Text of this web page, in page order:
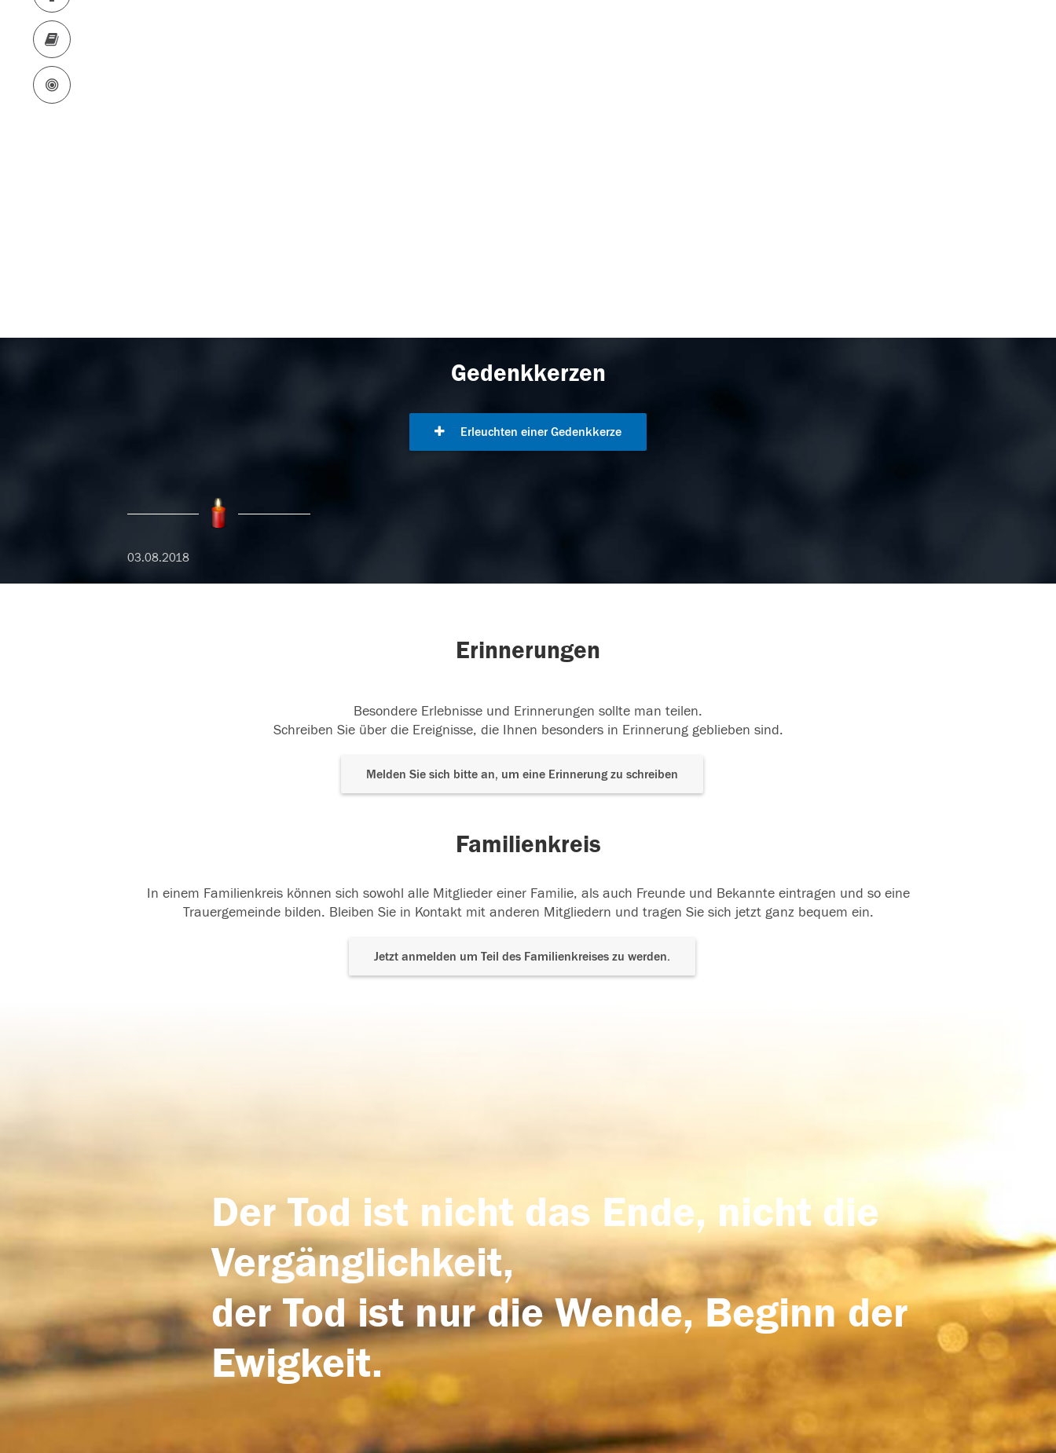
Gedenkkerzen
Erleuchten einer Gedenkkerze
03.08.2018
Erinnerungen
Besondere Erlebnisse und Erinnerungen sollte man teilen.
Schreiben Sie über die Ereignisse, die Ihnen besonders in Erinnerung geblieben sind.
Melden Sie sich bitte an, um eine Erinnerung zu schreiben
Familienkreis
In einem Familienkreis können sich sowohl alle Mitglieder einer Familie, als auch Freunde und Bekannte eintragen und so eine
Trauergemeinde bilden. Bleiben Sie in Kontakt mit anderen Mitgliedern und tragen Sie sich jetzt ganz bequem ein.
Jetzt anmelden um Teil des Familienkreises zu werden.
Der Tod ist nicht das Ende, nicht die
Vergänglichkeit,
der Tod ist nur die Wende, Beginn der
Ewigkeit.